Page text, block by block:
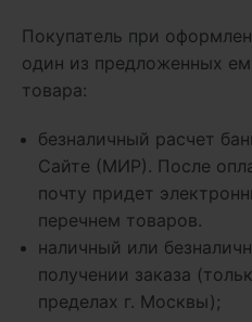
Покупатель при
один из предложенных
товара:
безналичный расчет
Сайте (МИР). После
почту придет
перечнем товаров.
наличный или
получении заказа
пределах г. Москвы);